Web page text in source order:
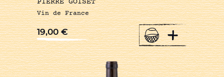
Vin de France
19,00€ +